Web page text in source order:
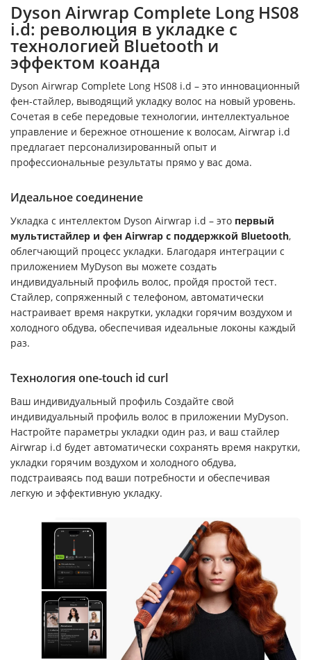
Dyson Airwrap Complete Long HS08
i.d: революция в укладке с
технологией Bluetooth и
эффектом коанда
Dyson Airwrap Complete Long HS08 i.d – это инновационный
фен-стайлер, выводящий укладку волос на новый уровень.
Сочетая в себе передовые технологии, интеллектуальное
управление и бережное отношение к волосам, Airwrap i.d
предлагает персонализированный опыт и
профессиональные результаты прямо у вас дома.
Идеальное соединение
Укладка с интеллектом Dyson Airwrap i.d – это первый
мультистайлер и фен Airwrap с поддержкой Bluetooth,
облегчающий процесс укладки. Благодаря интеграции с
приложением MyDyson вы можете создать
индивидуальный профиль волос, пройдя простой тест.
Стайлер, сопряженный с телефоном, автоматически
настраивает время накрутки, укладки горячим воздухом и
холодного обдува, обеспечивая идеальные локоны каждый
раз.
Технология one-touch id curl
Ваш индивидуальный профиль Создайте свой
индивидуальный профиль волос в приложении MyDyson.
Настройте параметры укладки один раз, и ваш стайлер
Airwrap i.d будет автоматически сохранять время накрутки,
укладки горячим воздухом и холодного обдува,
подстраиваясь под ваши потребности и обеспечивая
легкую и эффективную укладку.